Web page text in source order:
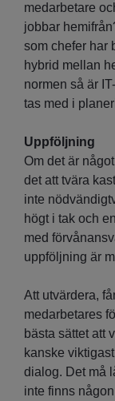
medarbetare
jobbar
som chefer har
hybrid mellan
normen så är
tas med i
Uppföljning
Om det är
det att tvära
inte
högt i tak och
med
uppföljning är
Att utvärdera,
medarbetares
bästa sättet att
kanske
dialog. Det må
inte finns